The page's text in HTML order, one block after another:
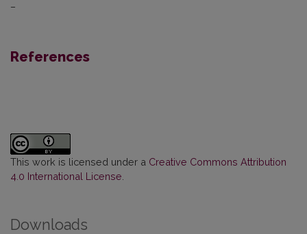
–
References
This work is licensed under a Creative Commons Attribution
4.0 International License
Downloads